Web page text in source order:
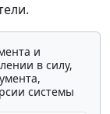
и
в силу,
системы